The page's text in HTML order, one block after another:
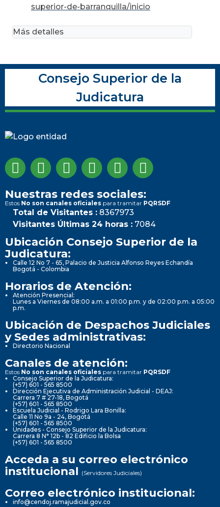
superior-de-barranquilla/inicio
Más detalles
Consejo Superior de la
Judicatura
Nuestras redes sociales:
Estos No son canales oficiales para tramitar PQRSDF
Total de Visitantes : 8367973
Visitantes Últimas 24 horas : 7084
Ubicación Consejo Superior de la
Judicatura:
Calle 12 No 7 - 65, Palacio de Justicia Alfonso Reyes Echandía
Bogotá - Colombia
Horarios de Atención:
Atención Presencial:
Lunes a Viernes de 08:00 a.m. a 01:00 p.m. y de 02:00 p.m. a 05:00
p.m.
Ubicación de Despachos Judiciales
y Sedes administrativas:
Directorio Nacional
Canales de atención:
Estos No son canales oficiales para tramitar PQRSDF
Consejo Superior de la Judicatura:
(+57) 601 - 565 8500
Dirección Ejecutiva de Administración Judicial - DEAJ:
Carrera 7 # 27-18, Bogotá
(+57) 601 - 565 8500
Escuela Judicial - Rodrigo Lara Bonilla:
Calle 11 No 9a - 24, Bogotá
(+57) 601 - 565 8500
Unidades - Consejo Superior de la Judicatura:
Carrera 8 N° 12b - 82 Edificio la Bolsa
(+57) 601 - 565 8500
Acceda a su correo electrónico
institucional (Servidores Judiciales)
Correo electrónico institucional:
info@cendoj.ramajudicial.gov.co